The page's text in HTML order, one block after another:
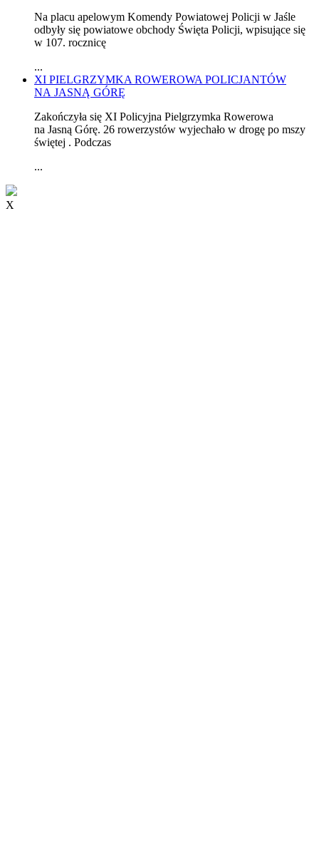
Na placu apelowym Komendy Powiatowej Policji w Jaśle
odbyły się powiatowe obchody Święta Policji, wpisujące się
w 107. rocznicę
...
XI PIELGRZYMKA ROWEROWA POLICJANTÓW
NA JASNĄ GÓRĘ
Zakończyła się XI Policyjna Pielgrzymka Rowerowa
na Jasną Górę. 26 rowerzystów wyjechało w drogę po mszy
świętej . Podczas
...
X